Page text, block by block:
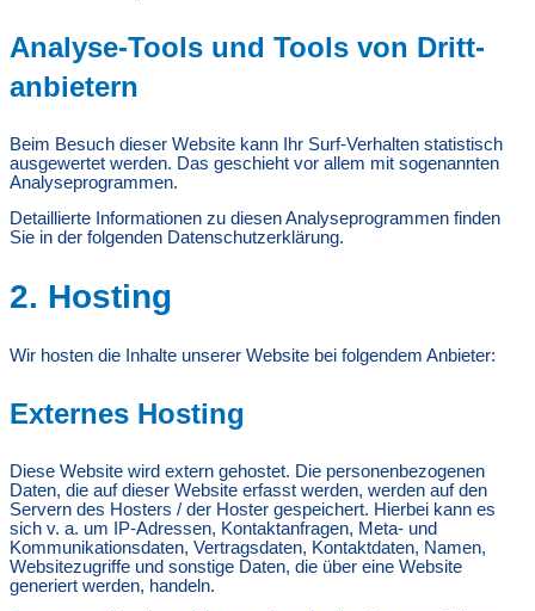
Analyse-Tools und Tools von Dritt­
anbietern
Beim Besuch dieser Website kann Ihr Surf-Verhalten statistisch
ausgewertet werden. Das geschieht vor allem mit sogenannten
Analyseprogrammen.
Detaillierte Informationen zu diesen Analyseprogrammen finden
Sie in der folgenden Datenschutzerklärung.
2. Hosting
Wir hosten die Inhalte unserer Website bei folgendem Anbieter:
Externes Hosting
Diese Website wird extern gehostet. Die personenbezogenen
Daten, die auf dieser Website erfasst werden, werden auf den
Servern des Hosters / der Hoster gespeichert. Hierbei kann es
sich v. a. um IP-Adressen, Kontaktanfragen, Meta- und
Kommunikationsdaten, Vertragsdaten, Kontaktdaten, Namen,
Websitezugriffe und sonstige Daten, die über eine Website
generiert werden, handeln.